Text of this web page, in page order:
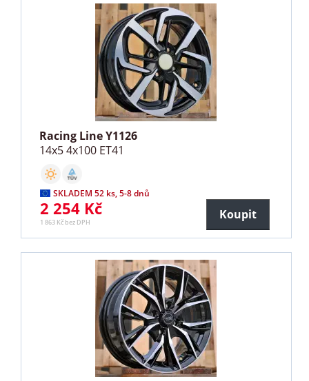
Racing Line Y1126
14x5 4x100 ET41
SKLADEM 52 ks, 5-8 dnů
2 254 Kč
1 863 Kč bez DPH
Koupit